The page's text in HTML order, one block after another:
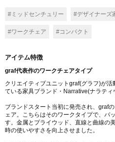
#ミッドセンチュリー #デザイナーズ
#ワークチェア #コンパクト
アイテム特徴
graf代表作のワークチェアタイプ
クリエイティブユニットgraf(グラフ)が
ている家具ブランド・Narrative(ナラティ
ブランドスタート当初に発売され、graf
ェア。こちらはそのワークタイプで、バ
す。金属とプライウッド、直線と曲線の
時の使いやすさを向上させました。